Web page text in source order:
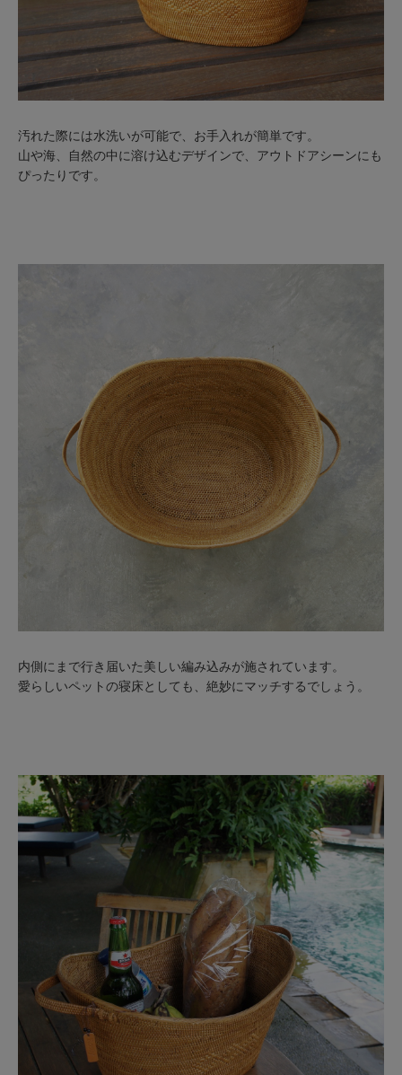
汚れた際には水洗いが可能で、お手入れが簡単です。
山や海、自然の中に溶け込むデザインで、アウトドアシーンにも
ぴったりです。
内側にまで行き届いた美しい編み込みが施されています。
愛らしいペットの寝床としても、絶妙にマッチするでしょう。